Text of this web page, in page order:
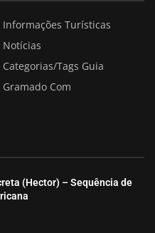
Informações Turísticas
Notícias
Categorias/Tags Guia
Gramado Com
(Hector) – Sequência de